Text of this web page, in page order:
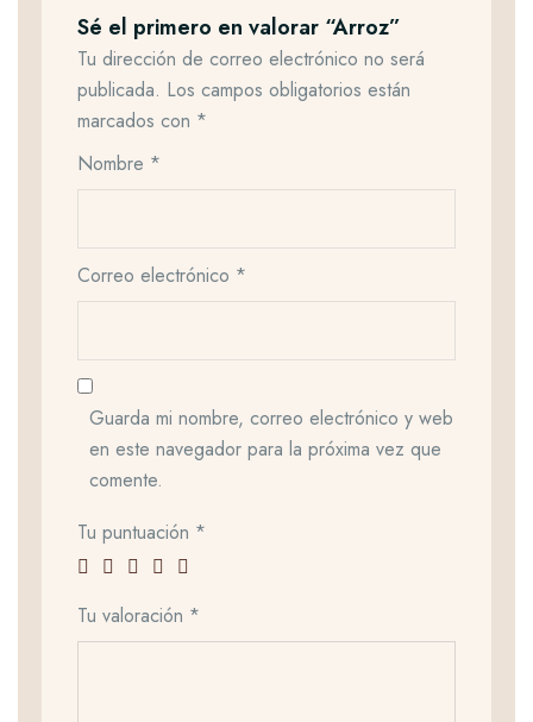
Sé el primero en valorar “Arroz”
Tu dirección de correo electrónico no será
publicada. Los campos obligatorios están
marcados con *
Nombre *
Correo electrónico *
Guarda mi nombre, correo electrónico y web
en este navegador para la próxima vez que
comente.
Tu puntuación *
Tu valoración *